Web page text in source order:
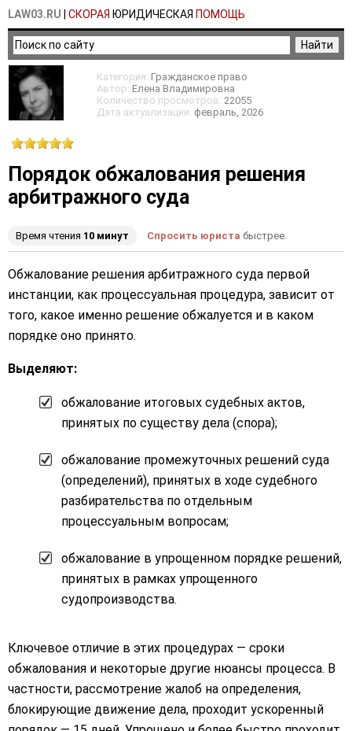
LAW03.RU СКОРАЯ ЮРИДИЧЕСКАЯ ПОМОЩЬ
Категория: Гражданское право
Автор: Елена Владимировна
Количество просмотров: 22055
Дата актуализации: февраль, 2026
Порядок обжалования решения
арбитражного суда
Время чтения 10 минут Спросить юриста быстрее.
Обжалование решения арбитражного суда первой
инстанции, как процессуальная процедура, зависит от
того, какое именно решение обжалуется и в каком
порядке оно принято.
Выделяют:
обжалование итоговых судебных актов,
принятых по существу дела (спора);
обжалование промежуточных решений суда
(определений), принятых в ходе судебного
разбирательства по отдельным
процессуальным вопросам;
обжалование в упрощенном порядке решений,
принятых в рамках упрощенного
судопроизводства.
Ключевое отличие в этих процедурах — сроки
обжалования и некоторые другие нюансы процесса. В
частности, рассмотрение жалоб на определения,
блокирующие движение дела, проходит ускоренный